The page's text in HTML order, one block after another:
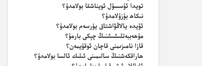
تويدا ئۇسسۇل ئويناشقا بولامدۇ؟
نىكاھ بۇزۇلامدۇ؟
ئۆيدە يالاڭۋاشتاق يۈرسەم بولامدۇ؟
مۇھەببەتلىشىشنىڭ چېكى بارمۇ؟
قازا نامىزىمنى قاچان ئوقۇيمەن؟
ھاراقكەشنىڭ سالىمىنى ئىلىك ئالسا بولامدۇ؟